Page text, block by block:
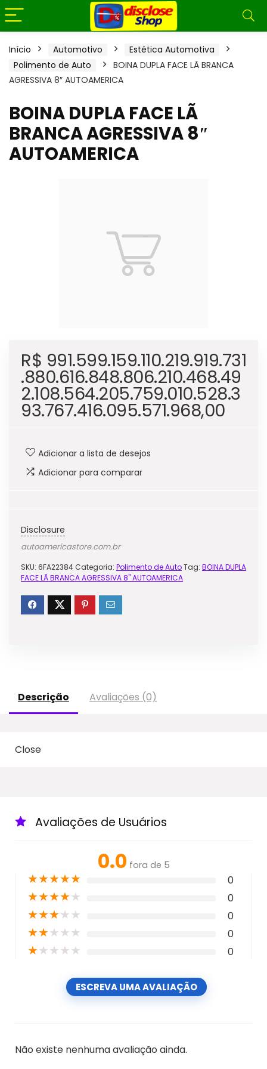
Início Automotivo
Estética Automotiva
Polimento de Auto
BOINA DUPLA FACE LÃ BRANCA
AGRESSIVA 8″ AUTOAMERICA
BOINA DUPLA FACE LÃ
BRANCA AGRESSIVA 8″
AUTOAMERICA
R$ 991.599.159.110.219.919.731
.880.616.848.806.210.468.49
2.108.564.205.759.010.528.3
93.767.416.095.571.968,00
Adicionar a lista de desejos
Adicionar para comparar
Disclosure
autoamericastore.com.br
SKU: 6FA22384 Categoria: Polimento de AutoTag: BOINA DUPLA
FACE LÃ BRANCA AGRESSIVA 8" AUTOAMERICA
Descrição Avaliações (0)
Close
Avaliações de Usuários
0.0 fora de 5
★★★★★ 0
★★★★★ 0
★★★★★ 0
★★★★★ 0
★★★★★ 0
ESCREVA UMA AVALIAÇÃO
Não existe nenhuma avaliação ainda.